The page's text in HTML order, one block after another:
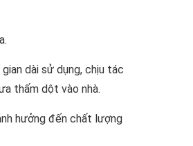
dài sử dụng, chịu tác
thấm dột vào nhà.
hưởng đến chất lượng